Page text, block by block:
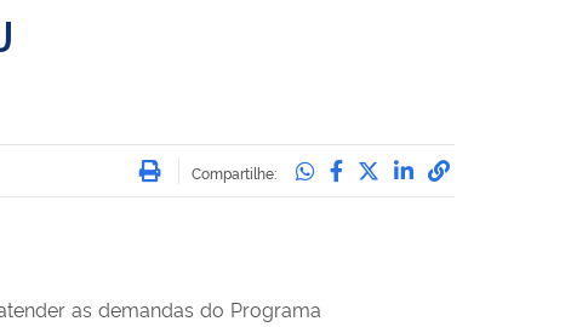
Imprimir
Compartilhe: Compartilhe no
Compartilhe no
Compartilhe no
Compartilhe
as demandas do Programa